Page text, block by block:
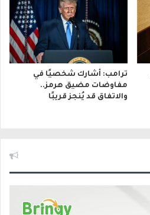
ترامب: أشارك شخصيًا في
مفاوضات مضيق هرمز..
والاتفاق قد يُنجز قريبًا